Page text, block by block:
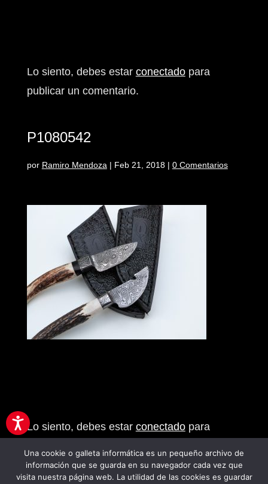
Lo siento, debes estar conectadopara
publicar un comentario.
P1080542
por Ramiro Mendoza | Feb 21, 2018| 0 Comentarios
Lo siento, debes estar conectadopara
Una cookie o galleta informática es un pequeño archivo de
información que se guarda en su navegador cada vez que
visita nuestra página web. La utilidad de las cookies es guardar